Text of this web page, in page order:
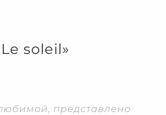
soleil»
представлено